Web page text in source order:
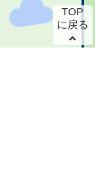
TOP
に戻る